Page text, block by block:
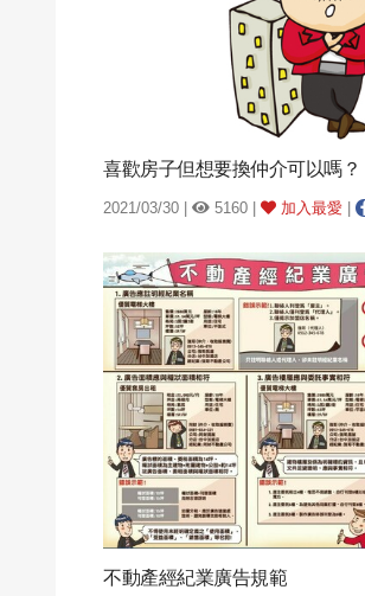
喜歡房子但想要換仲介可以嗎？
2021/03/30 | 5160 | 加入最愛
不動產經紀業廣告規範